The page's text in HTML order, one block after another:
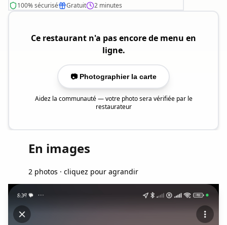
100% sécurisé Gratuit 2 minutes
Ce restaurant n'a pas encore de menu en
ligne.
📷 Photographier la carte
Aidez la communauté — votre photo sera vérifiée par le
restaurateur
En images
2 photos · cliquez pour agrandir